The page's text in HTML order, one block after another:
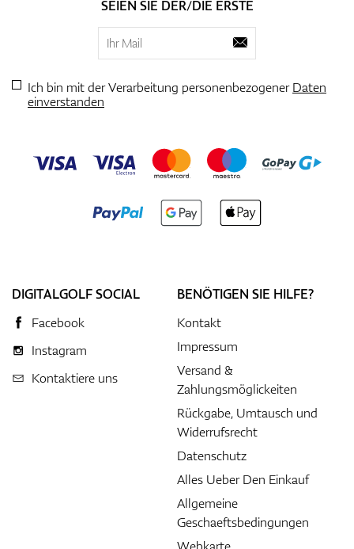
SEIEN SIE DER/DIE ERSTE
Ich bin mit der Verarbeitung personenbezogenerDaten
einverstanden
DIGITALGOLF SOCIAL
Facebook
Instagram
Kontaktiere uns
BENÖTIGEN SIE HILFE?
Kontakt
Impressum
Versand &
Zahlungsmöglickeiten
Rückgabe, Umtausch und
Widerrufsrecht
Datenschutz
Alles Ueber Den Einkauf
Allgemeine
Geschaeftsbedingungen